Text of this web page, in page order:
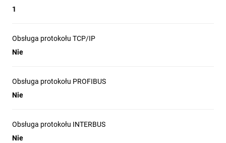
1
Obsługa protokołu TCP/IP
Nie
Obsługa protokołu PROFIBUS
Nie
Obsługa protokołu INTERBUS
Nie